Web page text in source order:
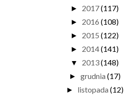
► 2017(117)
► 2016 (108)
► 2015 (122)
► 2014(141)
▼ 2013(148)
► grudnia (17)
► listopada (12)